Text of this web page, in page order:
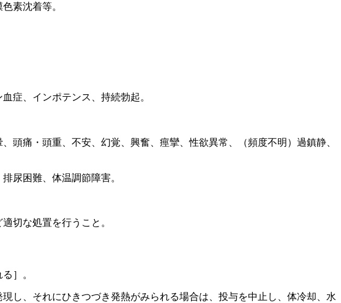
素沈着等。
症、インポテンス、持続勃起。
痛・頭重、不安、幻覚、興奮、痙攣、性欲異常、（頻度不明）過鎮静、
尿困難、体温調節障害。
］。
切な処置を行うこと。
し、それにひきつづき発熱がみられる場合は、投与を中止し、体冷却、水